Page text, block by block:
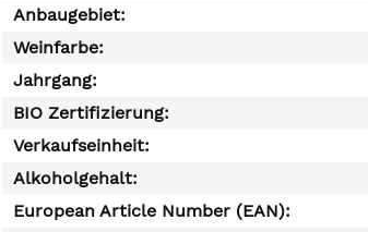
Anbaugebiet:
Weinfarbe:
Jahrgang:
BIO Zertifizierung:
Verkaufseinheit:
Alkoholgehalt:
European Article Number (EAN):